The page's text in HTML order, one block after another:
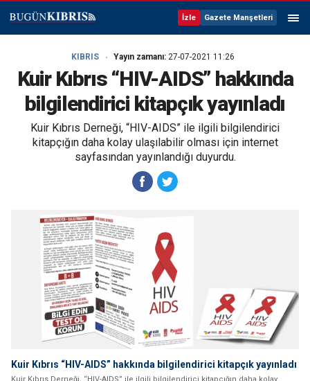
İzle Gazete Manşetleri
KIBRIS Yayın zamanı: 27-07-2021 11:26
Kuir Kıbrıs “HIV-AIDS” hakkında
bilgilendirici kitapçık yayınladı
Kuir Kıbrıs Derneği, “HIV-AIDS” ile ilgili bilgilendirici
kitapçığın daha kolay ulaşılabilir olması için internet
sayfasından yayınlandığı duyurdu.
Kuir Kıbrıs “HIV-AIDS” hakkında bilgilendirici kitapçık yayınladı